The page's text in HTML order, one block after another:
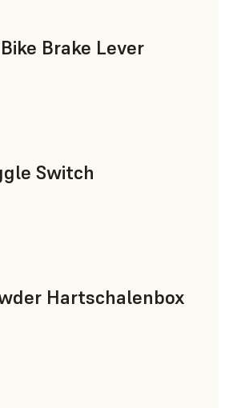
Brake Lever
Switch
Hartschalenbox